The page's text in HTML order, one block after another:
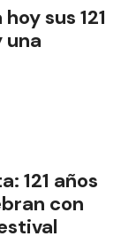
sus 121
una
121 años
con